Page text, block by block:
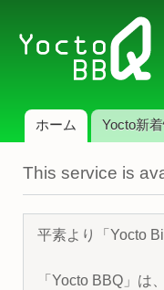
メインメニュー
ホーム Yocto新
This service is
平素より「Yocto
「Yocto BBQ」は